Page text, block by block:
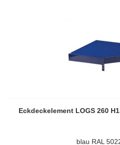
Eckdeckelement LOGS 260
blau RAL